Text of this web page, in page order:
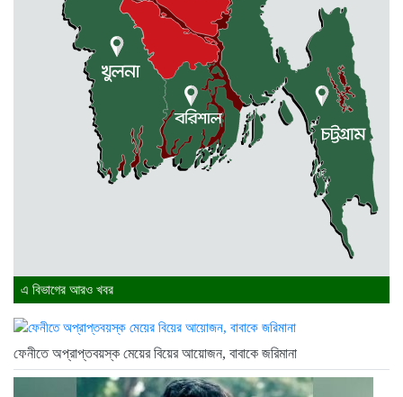
এ বিভাগের আরও খবর
ফেনীতে অপ্রাপ্তবয়স্ক মেয়ের বিয়ের আয়োজন, বাবাকে জরিমানা